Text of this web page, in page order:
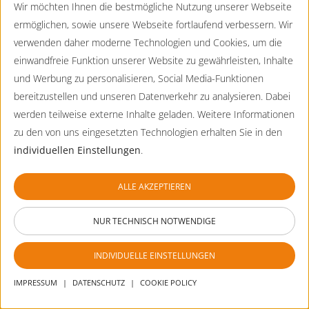
Smith-Lemli-Opitz-Syndrom
Smith-Magenis-Syndrom
SMMCI-Syndrom
Sotos-Syndrom
Spastische Paraplegien (SPG/HSP)
Spermatogenese-Störungen
Spinale Muskelatrophie (SMA)
Spondylokostale Dysostosis
SRY-Geschlechtsbestimmung
STAR-Syndrom, (Syndaktylie, Telecanthus, Anogenital-
und Renal-Fehlbildungen)
Startle-Syndrom
Stickler-Syndrom
durch
Optionen
zu
ESC
lehnt
Cookies
ab.
Wir möchten Ihnen die bestmögliche Nutzung unserer Webseite
ermöglichen, sowie unsere Webseite fortlaufend verbessern. Wir
verwenden daher moderne Technologien und Cookies, um die
einwandfreie Funktion unserer Website zu gewährleisten, Inhalte
und Werbung zu personalisieren, Social Media-Funktionen
bereitzustellen und unseren Datenverkehr zu analysieren. Dabei
werden teilweise externe Inhalte geladen. Weitere Informationen
zu den von uns eingesetzten Technologien erhalten Sie in den
individuellen Einstellungen.
ALLE AKZEPTIEREN
NUR TECHNISCH NOTWENDIGE
INDIVIDUELLE EINSTELLUNGEN
IMPRESSUM | DATENSCHUTZ | COOKIE POLICY